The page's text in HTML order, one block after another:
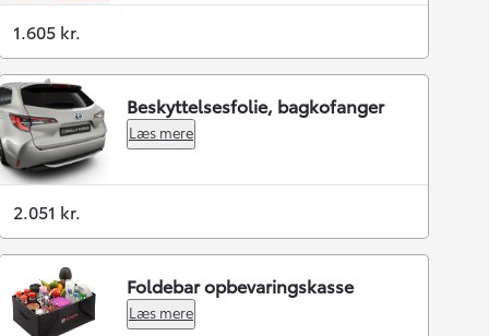
1.605 kr.
Beskyttelsesfolie, bagkofanger
Læs mere
2.051 kr.
Foldebar opbevaringskasse
Læs mere